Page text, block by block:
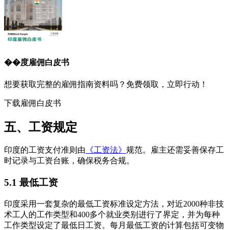
��度雇佣白皮书
想要获取完整的雇佣指南资料吗？免费领取，立即行动！
下载雇佣白皮书
五、工资规定
印度的工资支付准则由 《工资法》 规范。雇主还需妥善保存工
时记录与工资台账，确保税务合规。
5.1 最低工资
印度采用一套复杂的最低工资标准设定方法，对近2000种非技
术工人的工作类型和400多个就业类别进行了界定，并为每种
工作类型设定了最低日工资。每月最低工资的计算包括可变物